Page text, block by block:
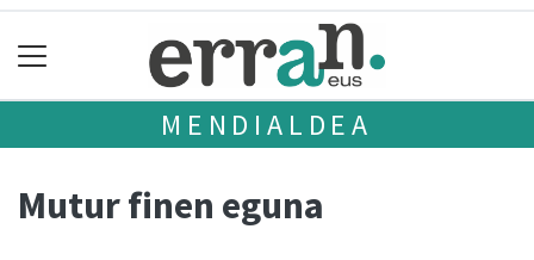
MENDIALDEA
Mutur finen eguna